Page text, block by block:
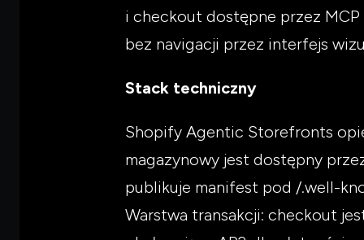
i checkout dostępne przez
bez navigacji przez interfejs
Stack techniczny
Shopify Agentic Storefronts
magazynowy jest dostępny
publikuje manifest pod /.well-
Warstwa transakcji: checkout